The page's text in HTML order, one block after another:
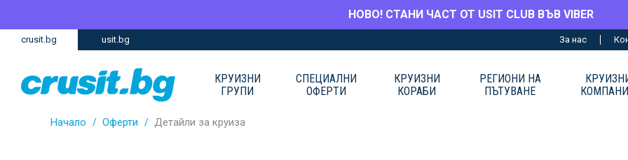
НОВО! СТАНИ ЧАСТ ОТ USIT CLUB ВЪВ VIBER
Премини
съдържание
Премини
crusit.bg usit.bg За нас
КРУИЗНИ
ГРУПИ
СПЕЦИАЛНИ
ОФЕРТИ
КРУИЗНИ
КОРАБИ
РЕГИОНИ НА
ПЪТУВАНЕ
Начало Оферти Детайли за круиза